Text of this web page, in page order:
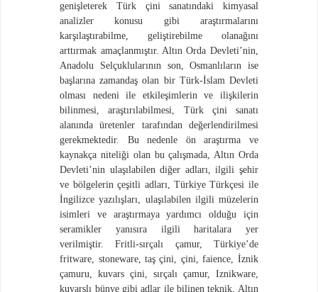
genişleterek Türk çini sanatındaki kimyasal
analizler konusu gibi araştırmalarını
karşılaştırabilme, geliştirebilme olanağını
arttırmak amaçlanmıştır. Altın Orda Devleti’nin,
Anadolu Selçuklularının son, Osmanlıların ise
başlarına zamandaş olan bir Türk-İslam Devleti
olması nedeni ile etkileşimlerin ve ilişkilerin
bilinmesi, araştırılabilmesi, Türk çini sanatı
alanında üretenler tarafından değerlendirilmesi
gerekmektedir. Bu nedenle ön araştırma ve
kaynakça niteliği olan bu çalışmada, Altın Orda
Devleti’nin ulaşılabilen diğer adları, ilgili şehir
ve bölgelerin çeşitli adları, Türkiye Türkçesi ile
İngilizce yazılışları, ulaşılabilen ilgili müzelerin
isimleri ve araştırmaya yardımcı olduğu için
seramikler yanısıra ilgili haritalara yer
verilmiştir. Fritli-sırçalı çamur, Türkiye’de
fritware, stoneware, taş çini, çini, faience, İznik
çamuru, kuvars çini, sırçalı çamur, Iznikware,
kuvarslı bünye gibi adlar ile bilinen teknik, Altın